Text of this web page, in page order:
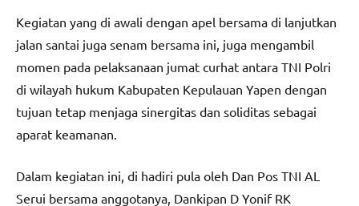
Kegiatan yang di awali dengan apel bersama di lanjutkan
jalan santai juga senam bersama ini, juga mengambil
momen pada pelaksanaan jumat curhat antara TNI Polri
di wilayah hukum Kabupaten Kepulauan Yapen dengan
tujuan tetap menjaga sinergitas dan soliditas sebagai
aparat keamanan.
Dalam kegiatan ini, di hadiri pula oleh Dan Pos TNI AL
Serui bersama anggotanya, Dankipan D Yonif RK